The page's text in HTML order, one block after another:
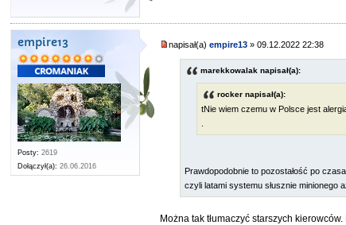
empire13
Posty: 2619
Dołączył(a): 26.06.2016
napisał(a)empire13 » 09.12.2022 22:38
marekkowalak napisał(a):
rocker napisał(a):
tNie wiem czemu w Polsce jest
Prawdopodobnie to pozostałość po
czyli latami systemu słusznie minionego
Można tak tłumaczyć starszych